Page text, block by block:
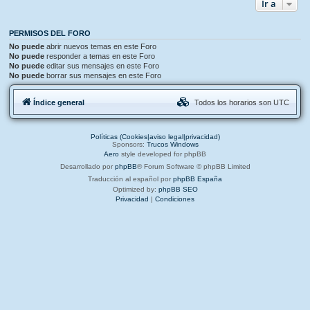
Ir a
PERMISOS DEL FORO
No puede abrir nuevos temas en este Foro
No puede responder a temas en este Foro
No puede editar sus mensajes en este Foro
No puede borrar sus mensajes en este Foro
Índice general Todos los horarios son UTC
Políticas (Cookies|aviso legal|privacidad)
Sponsors: Trucos Windows
Aero style developed for phpBB
Desarrollado por phpBB® Forum Software © phpBB Limited
Traducción al español por phpBB España
Optimized by: phpBB SEO
Privacidad | Condiciones